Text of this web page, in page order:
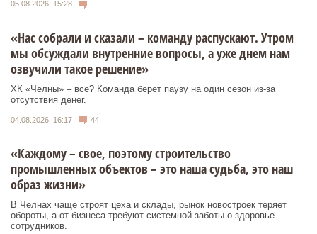
05.08.2026, 15:28
«Нас собрали и сказали – команду распускают. Утром
мы обсуждали внутренние вопросы, а уже днем нам
озвучили такое решение»
ХК «Челны» – все? Команда берет паузу на один сезон из-за
отсутствия денег.
04.08.2026, 16:17 44
«Каждому – свое, поэтому строительство
промышленных объектов – это наша судьба, это наш
образ жизни»
В Челнах чаще строят цеха и склады, рынок новостроек теряет
обороты, а от бизнеса требуют системной заботы о здоровье
сотрудников.